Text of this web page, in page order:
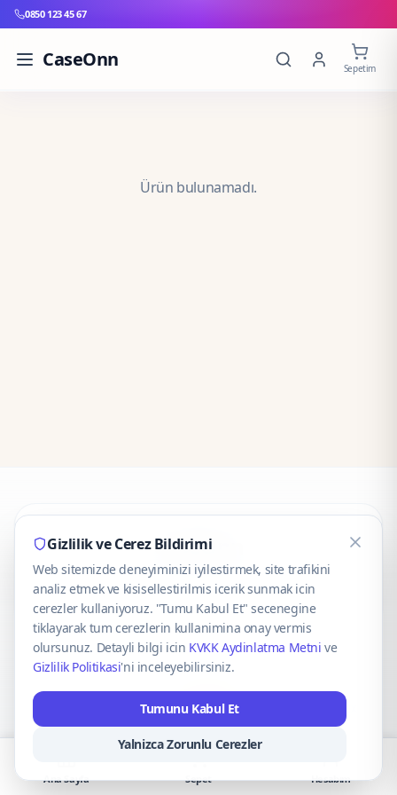
0850 123 45 67
CaseOnn Sepetim
Ürün bulunamadı.
CaseOnn
© 2025 CaseOnn. Tüm hakları saklıdır.
VISA Mastercard
Gizlilik ve Cerez Bildirimi
Web sitemizde deneyiminizi iyilestirmek, site trafikini
analiz etmek ve kisisellestirilmis icerik sunmak icin
cerezler kullaniyoruz. "Tumu Kabul Et" secenegine
tiklayarak tum cerezlerin kullanimina onay vermis
olursunuz. Detayli bilgi icin KVKK Aydinlatma Metni ve
Gizlilik Politikasi'ni inceleyebilirsiniz.
Tumunu Kabul Et
Yalnizca Zorunlu Cerezler
Ana Sayfa Sepet Hesabım